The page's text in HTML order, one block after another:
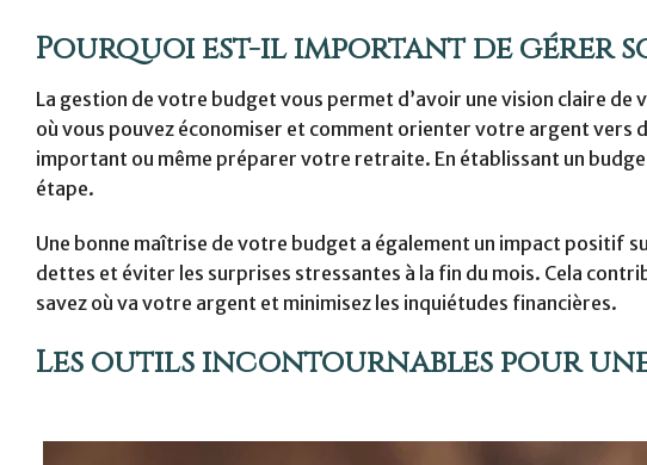
Pourquoi est-il important de gérer
La gestion de votre budget vous permet d’avoir une vision claire de
où vous pouvez économiser et comment orienter votre argent vers
important ou même préparer votre retraite. En établissant un
étape.
Une bonne maîtrise de votre budget a également un impact positif
dettes et éviter les surprises stressantes à la fin du mois. Cela
savez où va votre argent et minimisez les inquiétudes financières.
Les outils incontournables pour